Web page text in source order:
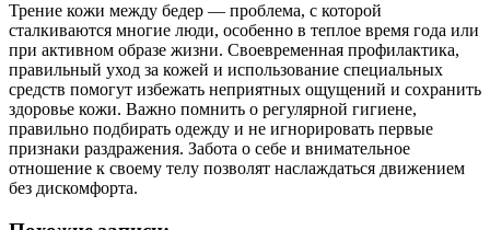
Трение кожи между бедер — проблема, с которой
сталкиваются многие люди, особенно в теплое время года или
при активном образе жизни. Своевременная профилактика,
правильный уход за кожей и использование специальных
средств помогут избежать неприятных ощущений и сохранить
здоровье кожи. Важно помнить о регулярной гигиене,
правильно подбирать одежду и не игнорировать первые
признаки раздражения. Забота о себе и внимательное
отношение к своему телу позволят наслаждаться движением
без дискомфорта.